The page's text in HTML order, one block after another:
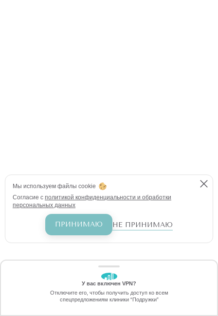
Позвоните
ЗАБЕРИТЕ СКИДКУ
70%
Мы используем файлы cookie
Согласие с политикой конфиденциальности и обработки
персональных данных
ПРИНИМАЮ НЕ ПРИНИМАЮ
У вас включен VPN?
Отключите его, чтобы получить доступ ко всем
спецпредложениям клиники “Подружки”